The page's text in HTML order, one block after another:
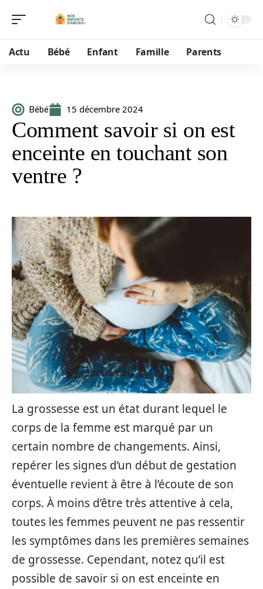
Actu Bébé Enfant Famille Parents
Bébé 15 décembre 2024
Comment savoir si on est
enceinte en touchant son
ventre ?
La grossesse est un état durant lequel le
corps de la femme est marqué par un
certain nombre de changements. Ainsi,
repérer les signes d’un début de gestation
éventuelle revient à être à l’écoute de son
corps. À moins d’être très attentive à cela,
toutes les femmes peuvent ne pas ressentir
les symptômes dans les premières semaines
de grossesse. Cependant, notez qu’il est
possible de savoir si on est enceinte en